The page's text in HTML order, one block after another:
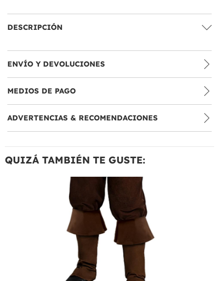
DESCRIPCIÓN
ENVÍO Y DEVOLUCIONES
MEDIOS DE PAGO
ADVERTENCIAS & RECOMENDACIONES
QUIZÁ TAMBIÉN TE GUSTE: